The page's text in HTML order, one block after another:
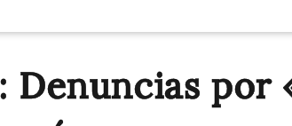
Denuncias por